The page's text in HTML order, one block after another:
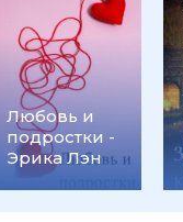
Любовь и
подростки -
Эрика Лэн